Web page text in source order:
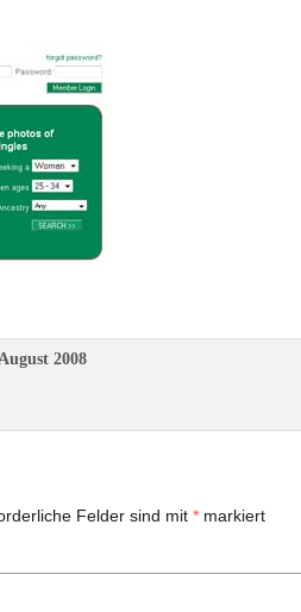
2008
Felder sind mit * markiert